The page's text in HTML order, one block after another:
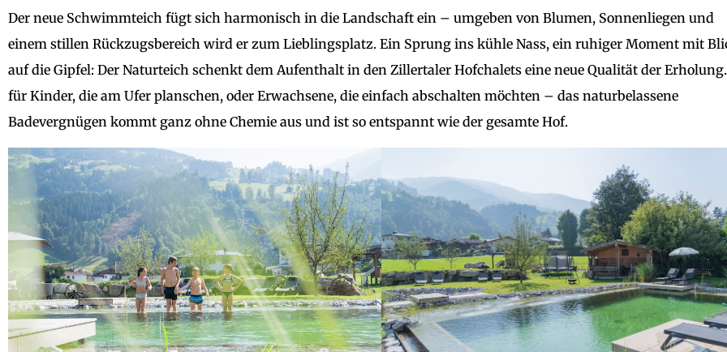
Der neue Schwimmteich fügt sich harmonisch in die Landschaft ein – umgeben von Blumen, Sonnenliegen und
einem stillen Rückzugsbereich wird er zum Lieblingsplatz. Ein Sprung ins kühle Nass, ein ruhiger Moment mit
auf die Gipfel: Der Naturteich schenkt dem Aufenthalt in den Zillertaler Hofchalets eine neue Qualität der
für Kinder, die am Ufer planschen, oder Erwachsene, die einfach abschalten möchten – das naturbelassene
Badevergnügen kommt ganz ohne Chemie aus und ist so entspannt wie der gesamte Hof.